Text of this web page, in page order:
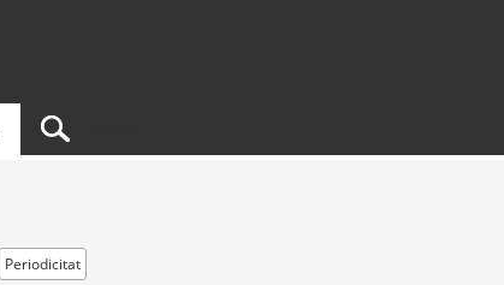
Periodicitat